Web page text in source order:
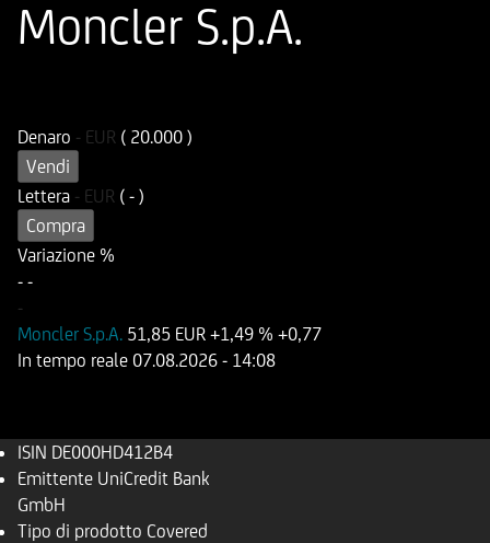
Moncler S.p.A.
Denaro - EUR ( 20.000 )
Vendi
Lettera - EUR ( - )
Compra
Variazione %
- -
-
Moncler S.p.A. 51,85 EUR +1,49 % +0,77
In tempo reale 07.08.2026 - 14:08
ISIN DE000HD412B4
Emittente UniCredit Bank
GmbH
Tipo di prodotto Covered